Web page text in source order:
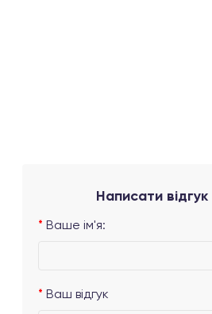
Написати відгук
Ваше ім'я:
Ваш відгук